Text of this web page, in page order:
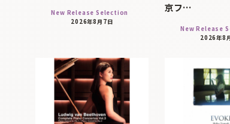
New Release Selection
2026年8月7日
京フ…
New Release
2026年8